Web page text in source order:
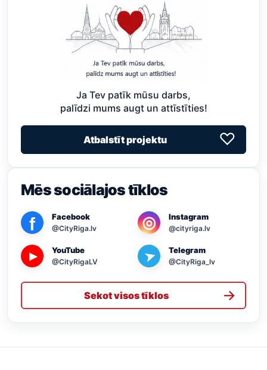
Ja Tev patīk mūsu darbs,
palīdzi mums augt un attīstīties!
Atbalstīt projektu ♡
Mēs sociālajos tīklos
f Facebook
@CityRiga.lv ◎ Instagram
@cityriga.lv
▶
YouTube
@CityRigaLV ➤ Telegram
@CityRiga_lv
Sekot visos tīklos →